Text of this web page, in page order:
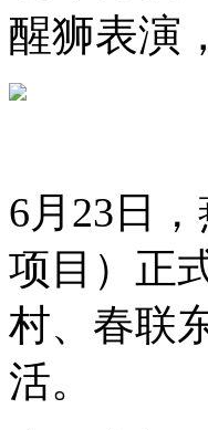
醒狮表演
6月23日
项目）正
村、春联
活。